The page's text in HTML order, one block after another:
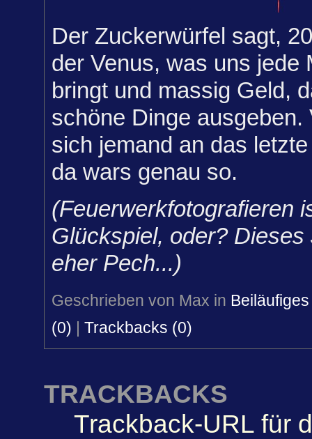
Der Zuckerwürfel sagt,
der Venus, was uns jede
bringt und massig Geld,
schöne Dinge ausgeben.
sich jemand an das
da wars genau so.
(Feuerwerkfotografieren
Glückspiel, oder?
eher Pech...)
Geschrieben von Max in Beiläufiges
(0) | Trackbacks (0)
TRACKBACKS
Trackback-URL für